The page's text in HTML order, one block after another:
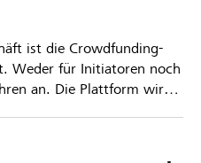
ist die Crowdfunding-
Weder für Initiatoren noch
an. Die Plattform wird